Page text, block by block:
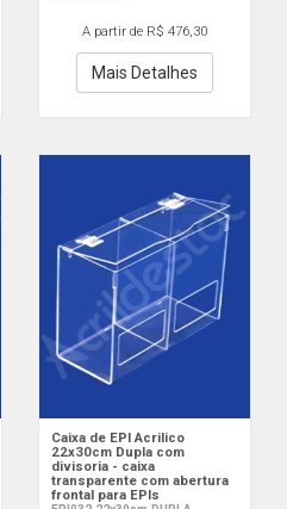
A partir de R$ 476,30
Mais Detalhes
Caixa de EPI Acrilico
22x30cm Dupla com
divisoria - caixa
transparente com abertura
frontal para EPIs